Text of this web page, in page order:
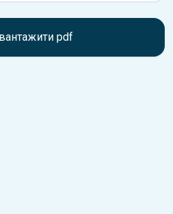
з характеристиками
надані в книзі. Можливі
pdf